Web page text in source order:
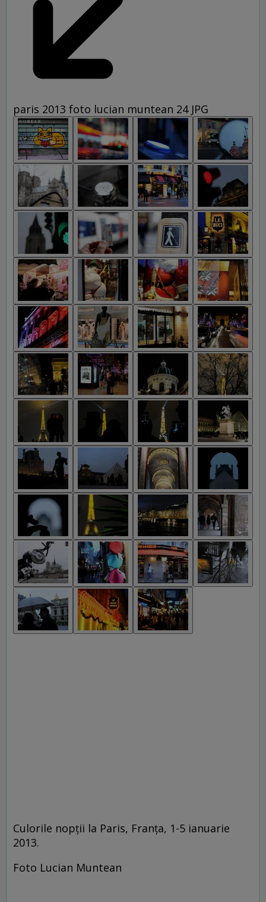
paris 2013 foto lucian muntean 24 JPG
Culorile nopţii la Paris, Franţa, 1-5 ianuarie
2013.
Foto Lucian Muntean